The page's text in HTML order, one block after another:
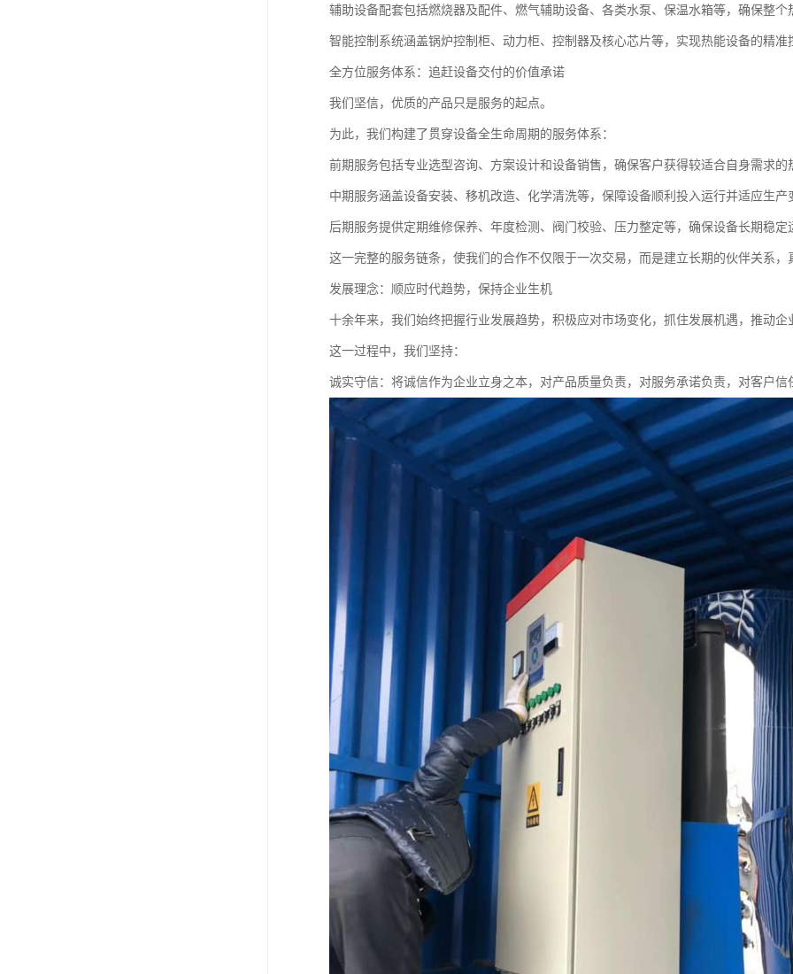
辅助设备配套包括燃烧器及配件、燃气辅助设备、各类水泵、保温水箱等，确保整个
智能控制系统涵盖锅炉控制柜、动力柜、控制器及核心芯片等，实现热能设备的精准
全方位服务体系：追赶设备交付的价值承诺
我们坚信，优质的产品只是服务的起点。
为此，我们构建了贯穿设备全生命周期的服务体系：
前期服务包括专业选型咨询、方案设计和设备销售，确保客户获得较适合自身需求的
中期服务涵盖设备安装、移机改造、化学清洗等，保障设备顺利投入运行并适应生产
后期服务提供定期维修保养、年度检测、阀门校验、压力整定等，确保设备长期稳定
这一完整的服务链条，使我们的合作不仅限于一次交易，而是建立长期的伙伴关系，
发展理念：顺应时代趋势，保持企业生机
十余年来，我们始终把握行业发展趋势，积极应对市场变化，抓住发展机遇，推动企
这一过程中，我们坚持：
诚实守信：将诚信作为企业立身之本，对产品质量负责，对服务承诺负责，对客户信